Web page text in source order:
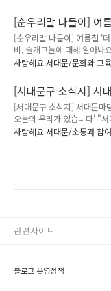
의미합니다. 순화어 책갈피
화어] ..
도둑을 잡듯 숨은 사람을 찾
여름이 되면 시원한 야외로
이나 잔치 또는 그 밖의 일
다. 이렇게 놀이를 위해 모
지 자이에서는 여러 사람과
을 의미합니다. 순화어 책갈
시 선정 순화어] ..
[순우리말 나들이] 여
말! 들살이, 잠비, 솔
[순우리말 나들이] 여름철 '
비, 솔개그늘에 대해 알아봐
합니다. 비가 내리면 일을 못
살이는 들에 천막을 쳐 놓고
핑을 대신 쓸 수 있는 우리말
는 '솔개그늘'이라도 참 소중
작게 지는 그늘을 의미합니
이를 떠나보는 건 어떻까요.
사랑해요 서대문/문화와 교육
[서대문구 소식지] 서
신이 있었기에 오늘의
[서대문구 소식지] 서대문마
오늘의 우리가 있습니다' "
이야기를 전해드리는 서대
3면 "안전서대문" 4면 "공
사랑해요 서대문/소통과 참여
블로그 운영정책
관련사이트